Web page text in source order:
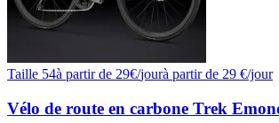
Taille 54à partir de 29€/jourà partir de 29 €/jour
Vélo de route en carbone Trek